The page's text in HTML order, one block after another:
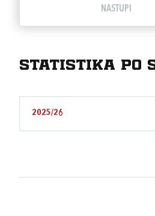
NASTUPI
Statistika po
2025/26